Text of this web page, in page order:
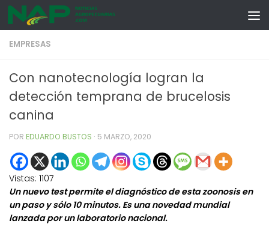
Skip to content
EMPRESAS
Con nanotecnología logran la
detección temprana de brucelosis
canina
POR EDUARDO BUSTOS · 5 MARZO, 2020
Vistas: 1107
Un nuevo test permite el diagnóstico de esta zoonosis en
un paso y sólo 10 minutos. Es una novedad mundial
lanzada por un laboratorio nacional.